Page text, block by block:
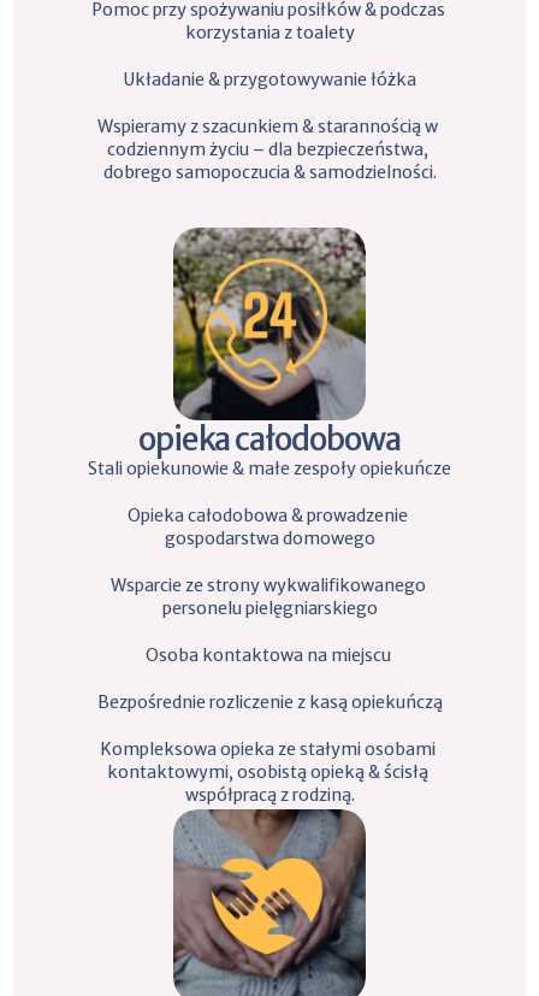
Pomoc przy spożywaniu posiłków & podczas
korzystania z toalety
Układanie & przygotowywanie łóżka
Wspieramy z szacunkiem & starannością w
codziennym życiu – dla bezpieczeństwa,
dobrego samopoczucia & samodzielności.
opieka całodobowa
Stali opiekunowie & małe zespoły opiekuńcze
Opieka całodobowa & prowadzenie
gospodarstwa domowego
Wsparcie ze strony wykwalifikowanego
personelu pielęgniarskiego
Osoba kontaktowa na miejscu
Bezpośrednie rozliczenie z kasą opiekuńczą
Kompleksowa opieka ze stałymi osobami
kontaktowymi, osobistą opieką & ścisłą
współpracą z rodziną.